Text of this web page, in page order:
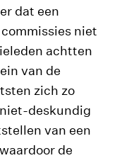
dat een
niet
achtten
van de
zich zo
deskundig
van een
de